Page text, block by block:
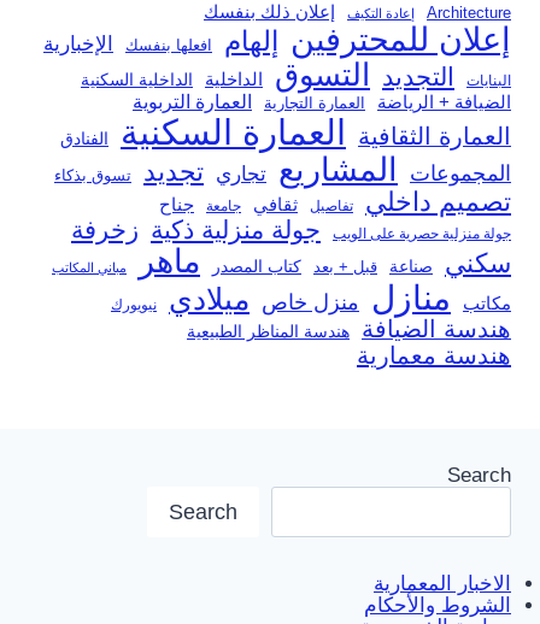
Architecture إعادة التكيف إعلان ذلك بنفسك
إعلان للمحترفين إلهام افعلها بنفسك الإخبارية
البنايات التجديد التسوق الداخلية الداخلية السكنية
الضيافة + الرياضة العمارة التجارية العمارة التربوية
العمارة الثقافية العمارة السكنية الفنادق
المجموعات المشاريع تجاري تجديد تسوق بذكاء
تصميم داخلي تفاصيل ثقافي جامعة جناح
جولة منزلية حصرية على الويب جولة منزلية ذكية زخرفة
سكني صناعة قبل + بعد كتاب المصدر ماهر مباني المكاتب
مكاتب منازل منزل خاص ميلادي نيويورك
هندسة الضيافة هندسة المناظر الطبيعية
هندسة معمارية
Search
Search
الاخبار المعمارية
الشروط والأحكام